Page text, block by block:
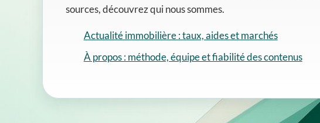
sources, découvrez qui nous sommes.
Actualité immobilière : taux, aides et marchés
À propos : méthode, équipe et fiabilité des contenus